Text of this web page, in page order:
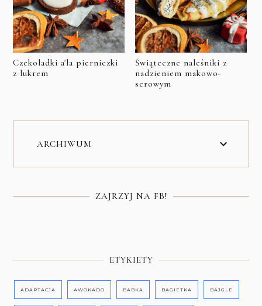
Czekoladki a'la pierniczki
z lukrem
Świąteczne naleśniki z
nadzieniem makowo-
serowym
ARCHIWUM
ZAJRZYJ NA FB!
ETYKIETY
ADAPTACJA AWOKADO BABKA BAGIETKA BAJGLE